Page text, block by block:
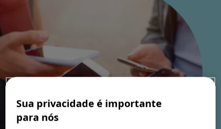
Sua privacidade é importante
para nós